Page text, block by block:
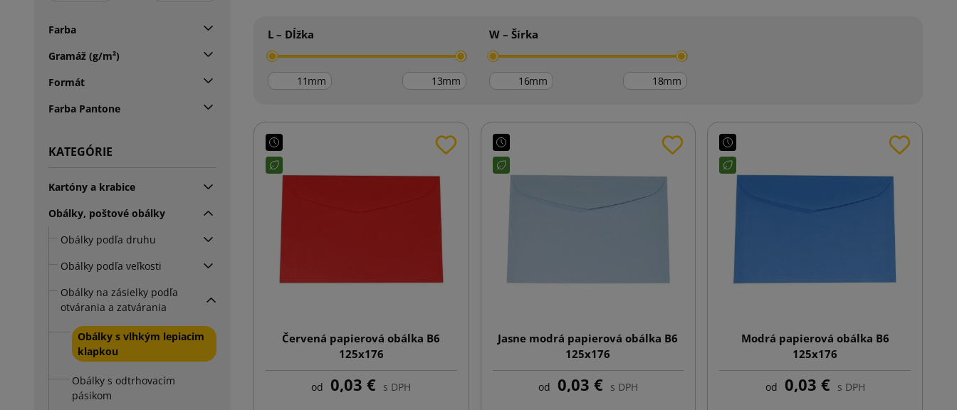
Farba
Gramáž (g/m²)
Formát
Farba Pantone
KATEGÓRIE
Kartóny a krabice
Obálky, poštové obálky
Obálky podľa druhu
Obálky podľa veľkosti
Obálky na zásielky podľa
otvárania a zatvárania
Obálky s vlhkým lepiacim
klapkou
Obálky s odtrhovacím
pásikom
L – Dĺžka
mm mm
W – Šírka
mm mm
Červená papierová obálka B6
125x176
od 0,03 € s DPH
Jasne modrá papierová obálka B6
125x176
od 0,03 € s DPH
Modrá papierová obálka B6
125x176
od 0,03 € s DPH